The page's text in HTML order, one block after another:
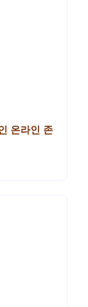
온라인 존